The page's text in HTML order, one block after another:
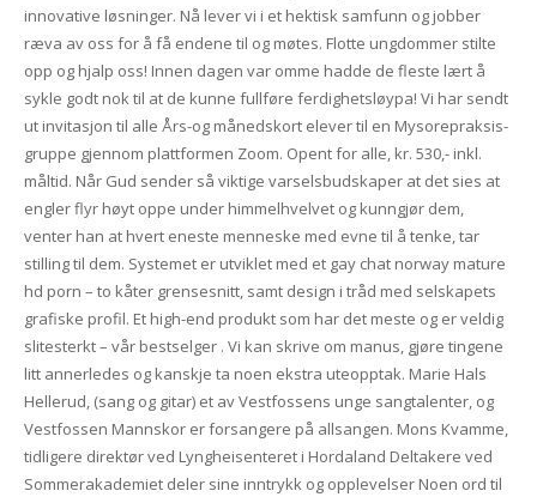
innovative løsninger. Nå lever vi i et hektisk samfunn og jobber
ræva av oss for å få endene til og møtes. Flotte ungdommer stilte
opp og hjalp oss! Innen dagen var omme hadde de fleste lært å
sykle godt nok til at de kunne fullføre ferdighetsløypa! Vi har sendt
ut invitasjon til alle Års-og månedskort elever til en Mysorepraksis-
gruppe gjennom plattformen Zoom. Opent for alle, kr. 530,- inkl.
måltid. Når Gud sender så viktige varselsbudskaper at det sies at
engler flyr høyt oppe under himmelhvelvet og kunngjør dem,
venter han at hvert eneste menneske med evne til å tenke, tar
stilling til dem. Systemet er utviklet med et gay chat norway mature
hd porn – to kåter grensesnitt, samt design i tråd med selskapets
grafiske profil. Et high-end produkt som har det meste og er veldig
slitesterkt – vår bestselger . Vi kan skrive om manus, gjøre tingene
litt annerledes og kanskje ta noen ekstra uteopptak. Marie Hals
Hellerud, (sang og gitar) et av Vestfossens unge sangtalenter, og
Vestfossen Mannskor er forsangere på allsangen. Mons Kvamme,
tidligere direktør ved Lyngheisenteret i Hordaland Deltakere ved
Sommerakademiet deler sine inntrykk og opplevelser Noen ord til